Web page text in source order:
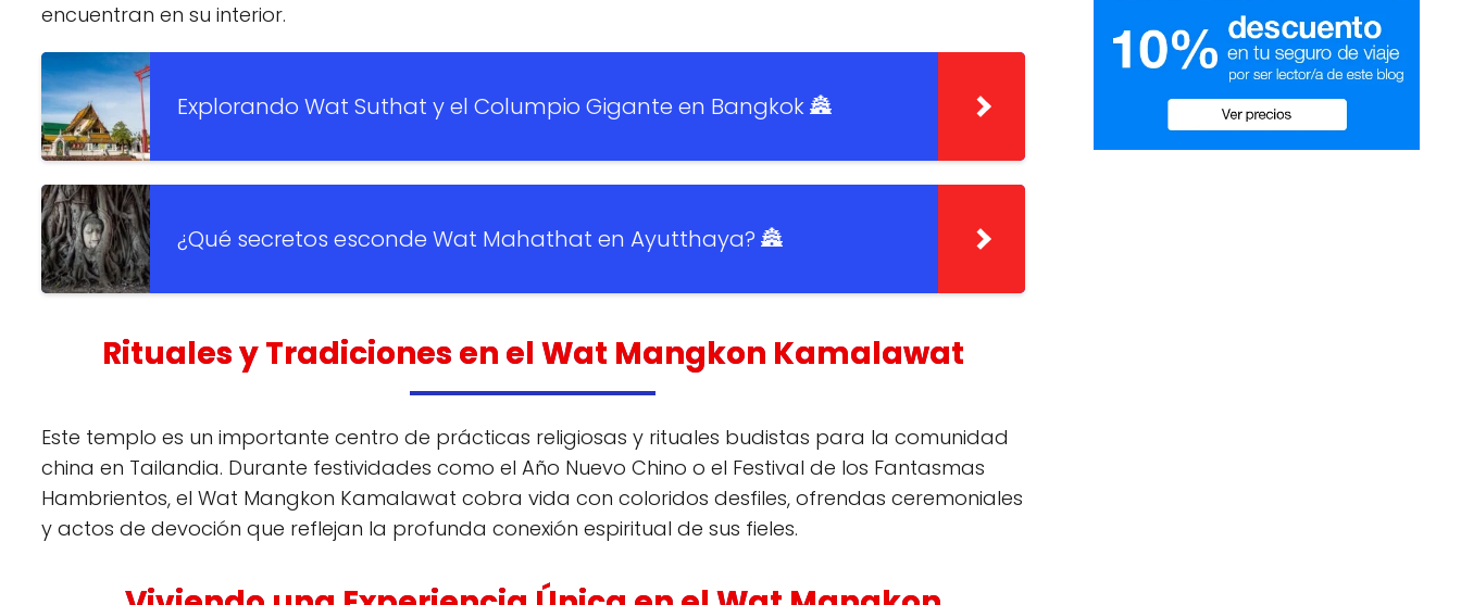
encuentran en su interior.
Explorando Wat Suthat y el Columpio Gigante en Bangkok 🏯
¿Qué secretos esconde Wat Mahathat en Ayutthaya? 🏯
Rituales y Tradiciones en el Wat Mangkon Kamalawat
Este templo es un importante centro de prácticas religiosas y rituales budistas para la comunidad
china en Tailandia. Durante festividades como el Año Nuevo Chino o el Festival de los Fantasmas
Hambrientos, el Wat Mangkon Kamalawat cobra vida con coloridos desfiles, ofrendas ceremoniales
y actos de devoción que reflejan la profunda conexión espiritual de sus fieles.